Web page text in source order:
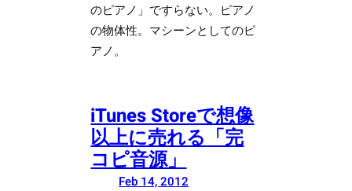
のピアノ」ですらない。ピアノ
の物体性。マシーンとしてのピ
アノ。
iTunes Storeで想像
以上に売れる「完
コピ音源」
Feb 14, 2012